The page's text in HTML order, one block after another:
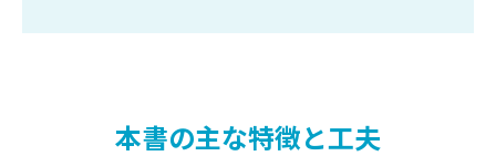
ート地業
第2節 鉄筋の継手・定着
本書の主な特徴と工夫